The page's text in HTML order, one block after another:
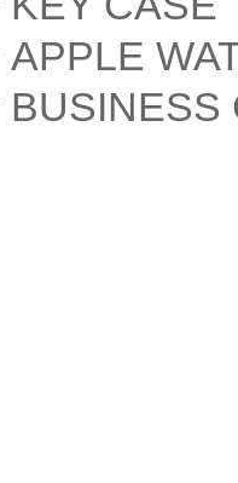
APPLE
BUSINESS